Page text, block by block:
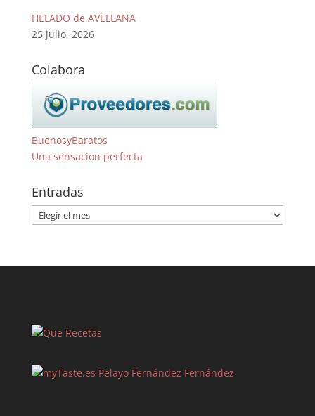
HELADO de AVELLANA
25 julio, 2026
Colabora
BuenosyBaratos
Una sensacion perfecta
Entradas
Entradas
Pelayo Fernández Fernández